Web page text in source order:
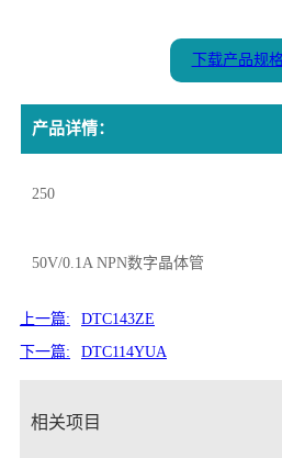
下载产品规
产品详情：
250
50V/0.1A NPN数字晶体管
上一篇:
DTC143ZE
下一篇:
DTC114YUA
相关项目